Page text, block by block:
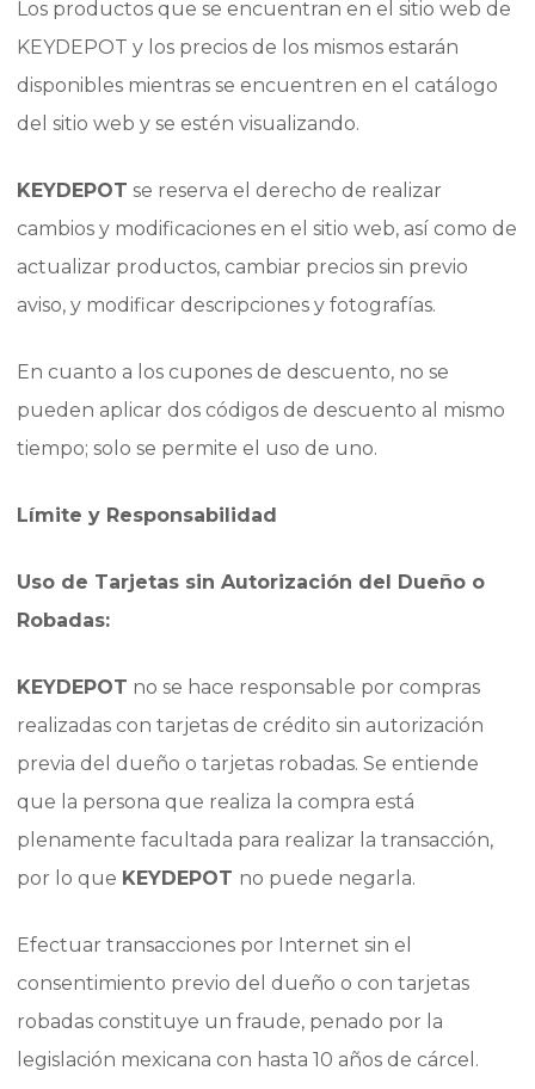
Los productos que se encuentran en el sitio web de
KEYDEPOT y los precios de los mismos estarán
disponibles mientras se encuentren en el catálogo
del sitio web y se estén visualizando.
KEYDEPOT se reserva el derecho de realizar
cambios y modificaciones en el sitio web, así como de
actualizar productos, cambiar precios sin previo
aviso, y modificar descripciones y fotografías.
En cuanto a los cupones de descuento, no se
pueden aplicar dos códigos de descuento al mismo
tiempo; solo se permite el uso de uno.
Límite y Responsabilidad
Uso de Tarjetas sin Autorización del Dueño o
Robadas:
KEYDEPOT no se hace responsable por compras
realizadas con tarjetas de crédito sin autorización
previa del dueño o tarjetas robadas. Se entiende
que la persona que realiza la compra está
plenamente facultada para realizar la transacción,
por lo que KEYDEPOT no puede negarla.
Efectuar transacciones por Internet sin el
consentimiento previo del dueño o con tarjetas
robadas constituye un fraude, penado por la
legislación mexicana con hasta 10 años de cárcel.